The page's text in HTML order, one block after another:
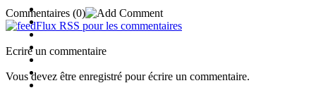
Commentaires (0)
Flux RSS pour les commentaires
Ecrire un commentaire
Vous devez être enregistré pour écrire un commentaire.